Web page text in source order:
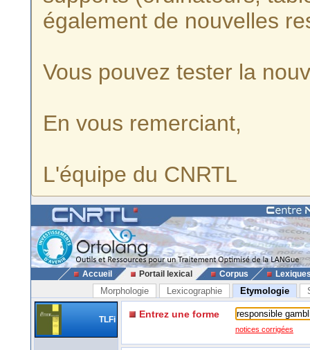
également de nouvelles
Vous pouvez tester la
En vous remerciant,
L'équipe du CNRTL
Accueil Portail lexical Corpus
Morphologie Lexicographie Etymologie
TLFi Entrez une forme
notices corrigées